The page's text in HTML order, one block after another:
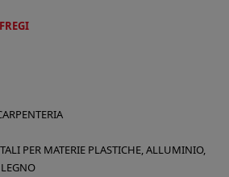
PER MATERIE PLASTICHE, ALLUMINIO,